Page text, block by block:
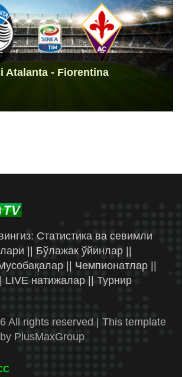
Atalanta - Fiorentina
Статистика ва севимли
|| Бўлажак ўйинлар ||
|| Чемпионатлар ||
LIVE натижалар || Турнир
All rights reserved | This template
by PlusMaxGroup